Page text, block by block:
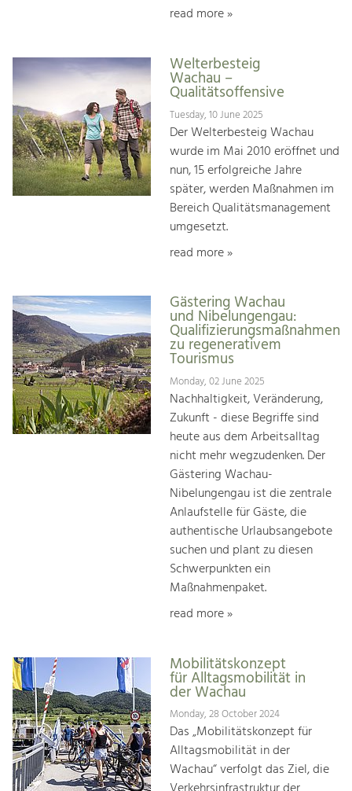
read more »
Welterbesteig
Wachau –
Qualitätsoffensive
Tuesday, 10 June 2025
Der Welterbesteig Wachau
wurde im Mai 2010 eröffnet und
nun, 15 erfolgreiche Jahre
später, werden Maßnahmen im
Bereich Qualitätsmanagement
umgesetzt.
read more »
Gästering Wachau
und Nibelungengau:
Qualifizierungsmaßnahmen
zu regenerativem
Tourismus
Monday, 02 June 2025
Nachhaltigkeit, Veränderung,
Zukunft - diese Begriffe sind
heute aus dem Arbeitsalltag
nicht mehr wegzudenken. Der
Gästering Wachau-
Nibelungengau ist die zentrale
Anlaufstelle für Gäste, die
authentische Urlaubsangebote
suchen und plant zu diesen
Schwerpunkten ein
Maßnahmenpaket.
read more »
Mobilitätskonzept
für Alltagsmobilität in
der Wachau
Monday, 28 October 2024
Das „Mobilitätskonzept für
Alltagsmobilität in der
Wachau“ verfolgt das Ziel, die